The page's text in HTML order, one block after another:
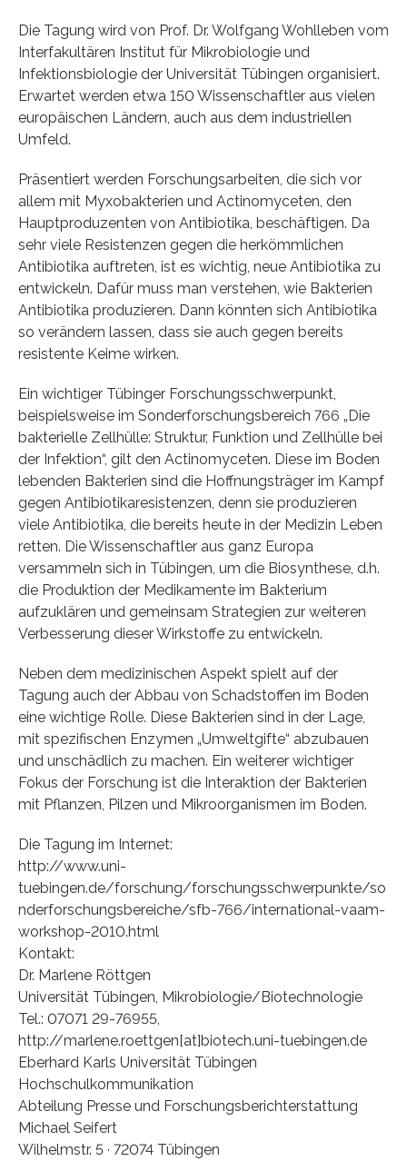
Die Tagung wird von Prof. Dr. Wolfgang Wohlleben vom
Interfakultären Institut für Mikrobiologie und
Infektionsbiologie der Universität Tübingen organisiert.
Erwartet werden etwa 150 Wissenschaftler aus vielen
europäischen Ländern, auch aus dem industriellen
Umfeld.
Präsentiert werden Forschungsarbeiten, die sich vor
allem mit Myxobakterien und Actinomyceten, den
Hauptproduzenten von Antibiotika, beschäftigen. Da
sehr viele Resistenzen gegen die herkömmlichen
Antibiotika auftreten, ist es wichtig, neue Antibiotika zu
entwickeln. Dafür muss man verstehen, wie Bakterien
Antibiotika produzieren. Dann könnten sich Antibiotika
so verändern lassen, dass sie auch gegen bereits
resistente Keime wirken.
Ein wichtiger Tübinger Forschungsschwerpunkt,
beispielsweise im Sonderforschungsbereich 766 „Die
bakterielle Zellhülle: Struktur, Funktion und Zellhülle bei
der Infektion“, gilt den Actinomyceten. Diese im Boden
lebenden Bakterien sind die Hoffnungsträger im Kampf
gegen Antibiotikaresistenzen, denn sie produzieren
viele Antibiotika, die bereits heute in der Medizin Leben
retten. Die Wissenschaftler aus ganz Europa
versammeln sich in Tübingen, um die Biosynthese, d.h.
die Produktion der Medikamente im Bakterium
aufzuklären und gemeinsam Strategien zur weiteren
Verbesserung dieser Wirkstoffe zu entwickeln.
Neben dem medizinischen Aspekt spielt auf der
Tagung auch der Abbau von Schadstoffen im Boden
eine wichtige Rolle. Diese Bakterien sind in der Lage,
mit spezifischen Enzymen „Umweltgifte“ abzubauen
und unschädlich zu machen. Ein weiterer wichtiger
Fokus der Forschung ist die Interaktion der Bakterien
mit Pflanzen, Pilzen und Mikroorganismen im Boden.
Die Tagung im Internet:
http://www.uni-
tuebingen.de/forschung/forschungsschwerpunkte/so
nderforschungsbereiche/sfb-766/international-vaam-
workshop-2010.html
Kontakt:
Dr. Marlene Röttgen
Universität Tübingen, Mikrobiologie/Biotechnologie
Tel.: 07071 29-76955,
http://marlene.roettgen[at]biotech.uni-tuebingen.de
Eberhard Karls Universität Tübingen
Hochschulkommunikation
Abteilung Presse und Forschungsberichterstattung
Michael Seifert
Wilhelmstr. 5 · 72074 Tübingen